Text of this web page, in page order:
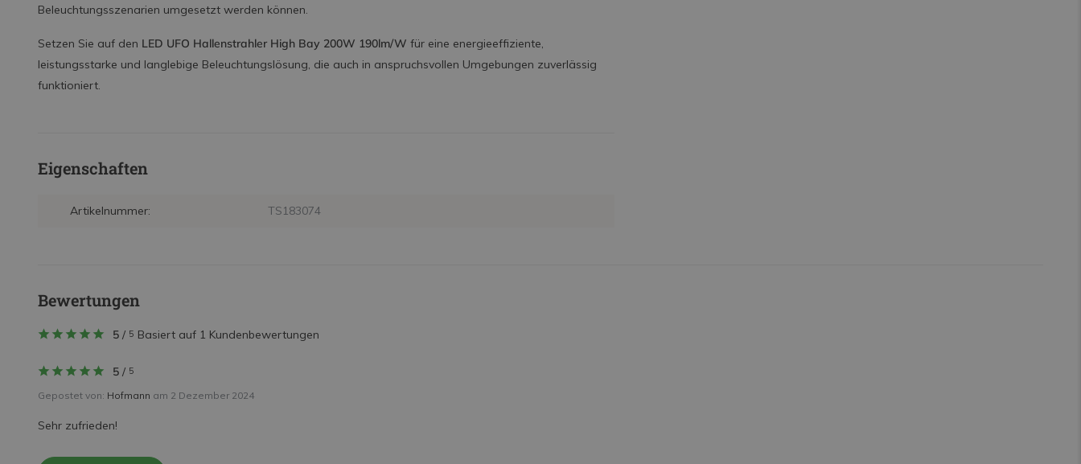
Beleuchtungsszenarien umgesetzt werden können.
Setzen Sie auf den LED UFO Hallenstrahler High Bay 200W 190lm/W für eine energieeffiziente,
leistungsstarke und langlebige Beleuchtungslösung, die auch in anspruchsvollen Umgebungen zuverlässig
funktioniert.
Eigenschaften
Artikelnummer: TS183074
Bewertungen
5 / 5 Basiert auf 1 Kundenbewertungen
5 / 5
Gepostet von: Hofmann am 2 Dezember 2024
Sehr zufrieden!